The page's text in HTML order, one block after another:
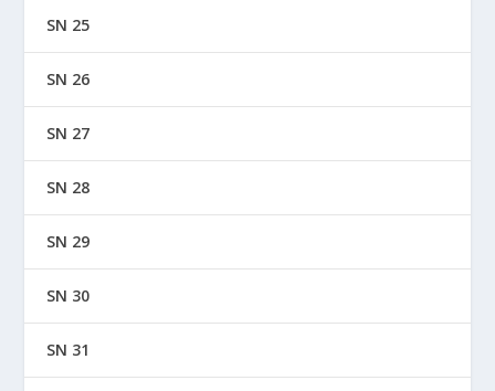
SN 25
SN 26
SN 27
SN 28
SN 29
SN 30
SN 31